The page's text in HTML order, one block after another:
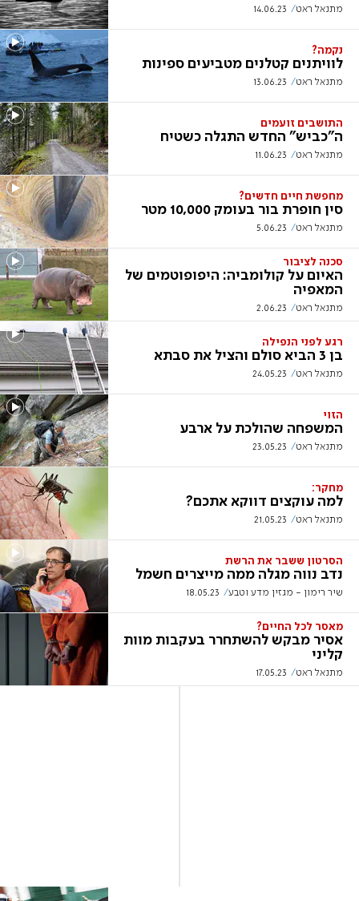
מתנאל ראט 14.06.23
נקמה?
לוויתנים קטלנים מטביעים ספינות
מתנאל ראט 13.06.23
התושבים זועמים
ה"כביש" החדש התגלה כשטיח
מתנאל ראט 11.06.23
מחפשת חיים חדשים?
סין חופרת בור בעומק 10,000 מטר
מתנאל ראט 5.06.23
סכנה לציבור
האיום על קולומביה: היפופוטמים של
המאפיה
מתנאל ראט 2.06.23
רגע לפני הנפילה
בן 3 הביא סולם והציל את סבתא
מתנאל ראט 24.05.23
הזוי
המשפחה שהולכת על ארבע
מתנאל ראט 23.05.23
מחקר:
למה עוקצים דווקא אתכם?
מתנאל ראט 21.05.23
הסרטון ששבר את הרשת
נדב נווה מגלה ממה מייצרים חשמל
שיר רימון - מגזין מדע וטבע 18.05.23
מאסר לכל החיים?
אסיר מבקש להשתחרר בעקבות מוות
קליני
מתנאל ראט 17.05.23